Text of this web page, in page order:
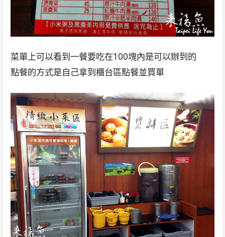
菜單上可以看到一餐要吃在100塊內是可以辦到的
點餐的方式是自己拿到櫃台區點餐並買單